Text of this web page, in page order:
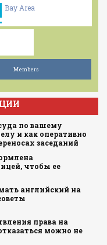
Bay Area
Members
по вашему
и как оперативно
заседаний
чтобы ее
английский на
права на
можно не